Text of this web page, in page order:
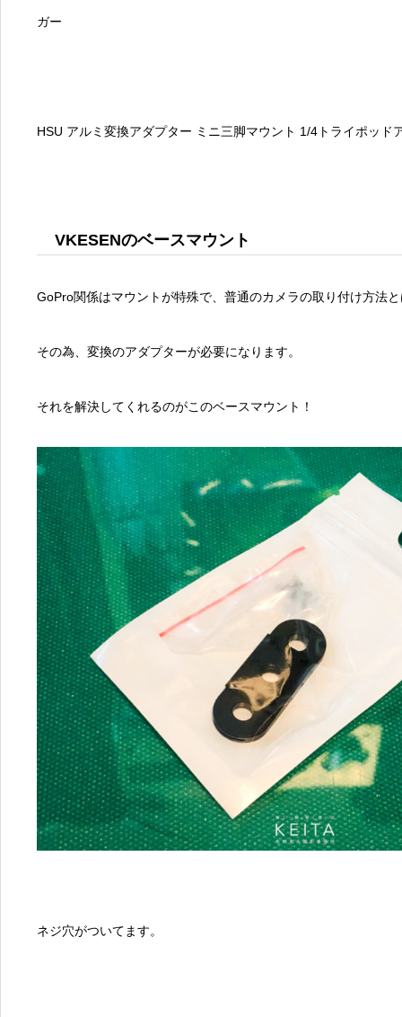
ガー
HSU アルミ変換アダプター ミニ三脚マウント 1/4トライポッド
VKESENのベースマウント
GoPro関係はマウントが特殊で、普通のカメラの取り付け方法
その為、変換のアダプターが必要になります。
それを解決してくれるのがこのベースマウント！
ネジ穴がついてます。